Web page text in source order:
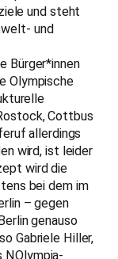
und steht
und
Bürger*innen
Olympische
Cottbus
allerdings
wird, ist leider
wird die
bei dem im
– gegen
genauso
Gabriele Hiller,
NOlympia-